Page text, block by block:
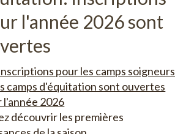
l'année 2026 sont
pour les camps soigneurs
camps d'équitation sont ouvertes
l'année 2026
découvrir les premières